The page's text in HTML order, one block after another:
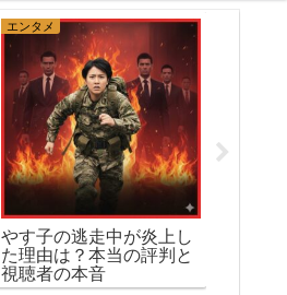
エンタメ
やす子の逃走中が炎上し
た理由は？本当の評判と
視聴者の本音